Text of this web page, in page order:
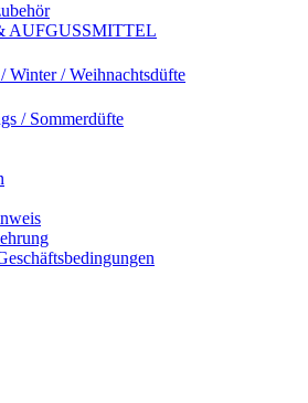
AUFGUSSMITTEL
Winter / Weihnachtsdüfte
/ Sommerdüfte